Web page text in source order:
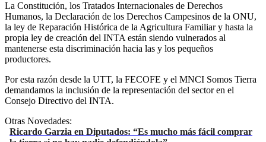
La Constitución, los Tratados Internacionales de Derechos
Humanos, la Declaración de los Derechos Campesinos de la ONU,
la ley de Reparación Histórica de la Agricultura Familiar y hasta la
propia ley de creación del INTA están siendo vulnerados al
mantenerse esta discriminación hacia las y los pequeños
productores.
Por esta razón desde la UTT, la FECOFE y el MNCI Somos Tierra
demandamos la inclusión de la representación del sector en el
Consejo Directivo del INTA.
Otras Novedades:
Ricardo Garzia en Diputados: “Es mucho más fácil comprar